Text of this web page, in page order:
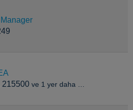
215500 ve 1 yer daha …